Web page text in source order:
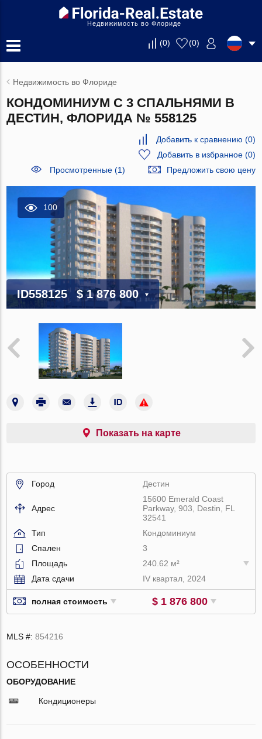
Недвижимость во Флориде
(0) (0)
Недвижимость во Флориде
КОНДОМИНИУМ С 3 СПАЛЬНЯМИ В
ДЕСТИН, ФЛОРИДА № 558125
Добавить к сравнению (0)
Добавить в избранное(0)
Просмотренные (1)
Предложить свою цену
100
ID558125 $ 1 876 800
Показать на карте
Город Дестин
Адрес
15600 Emerald Coast
Parkway, 903, Destin, FL
32541
Тип
Кондоминиум
Спален
3
Площадь
240.62 м²
Дата сдачи
IV квартал, 2024
полная стоимость $ 1 876 800
MLS #:854216
ОСОБЕННОСТИ
ОБОРУДОВАНИЕ
Кондиционеры